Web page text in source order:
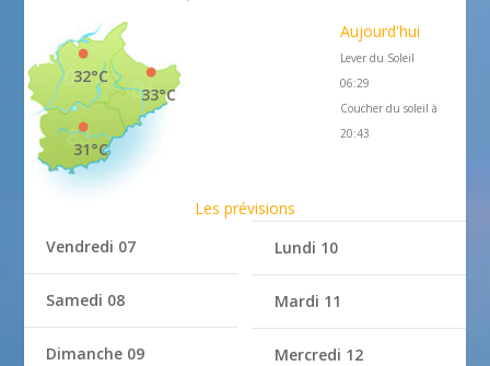
33°C
32°C
31°C
Aujourd'hui
Lever du Soleil
06:29
Coucher du soleil à
20:43
Les prévisions
Vendredi 07
Samedi 08
Dimanche 09
Lundi 10
Mardi 11
Mercredi 12